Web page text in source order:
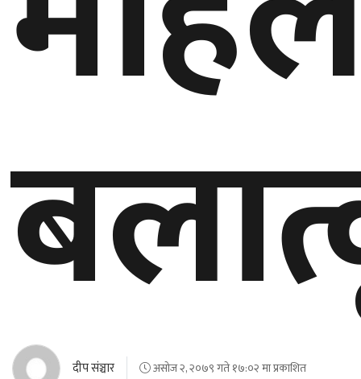
ग्लोबल
यूरोप
बेलायत
अन्य
दीप संञ्चार असोज २, २०७९ गते १७:०२ मा प्रकाशित